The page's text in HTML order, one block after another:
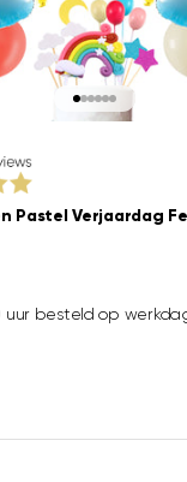
Naar artikel 1
Naar artikel 2
Naar artikel
Naar
Naar
Naar
Pastel Verjaardag
uur besteld op